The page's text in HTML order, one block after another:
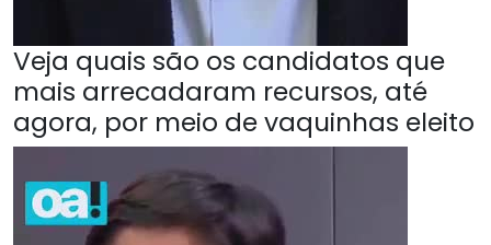
Veja quais são os candidatos que
mais arrecadaram recursos, até
agora, por meio de vaquinhas eleito